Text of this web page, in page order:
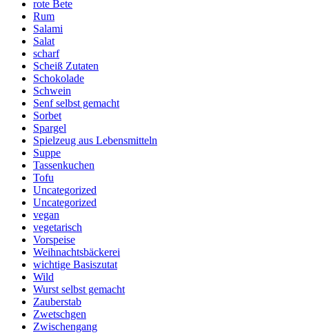
rote Bete
Rum
Salami
Salat
scharf
Scheiß Zutaten
Schokolade
Schwein
Senf selbst gemacht
Sorbet
Spargel
Spielzeug aus Lebensmitteln
Suppe
Tassenkuchen
Tofu
Uncategorized
Uncategorized
vegan
vegetarisch
Vorspeise
Weihnachtsbäckerei
wichtige Basiszutat
Wild
Wurst selbst gemacht
Zauberstab
Zwetschgen
Zwischengang